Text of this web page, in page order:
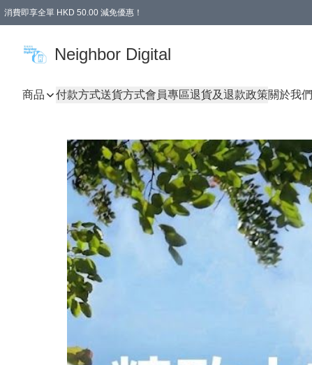
消費即享全單 HKD 50.00 減免優惠！
Neighbor Digital
商品 付款方式送貨方式會員專區退貨及退款政策關於我們